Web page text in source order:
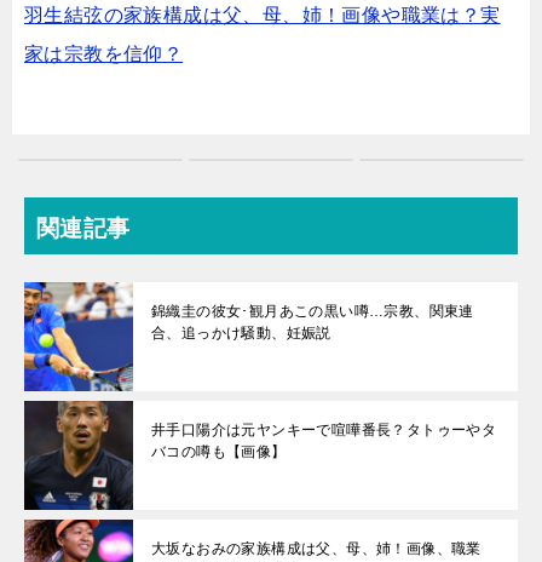
羽生結弦の家族構成は父、母、姉！画像や職業は？実
家は宗教を信仰？
関連記事
錦織圭の彼女･観月あこの黒い噂…宗教、関東連
合、追っかけ騒動、妊娠説
井手口陽介は元ヤンキーで喧嘩番長？タトゥーやタ
バコの噂も【画像】
大坂なおみの家族構成は父、母、姉！画像、職業